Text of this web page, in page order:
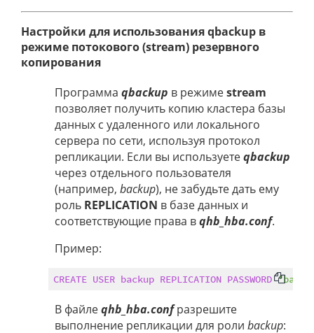
Настройки для использования qbackup в
режиме потокового (stream) резервного
копирования
Программа qbackup в режимеstream
позволяет получить копию кластера базы
данных с удаленного или локального
сервера по сети, используя протокол
репликации. Если вы используетеqbackup
через отдельного пользователя
(например, backup), не забудьте дать ему
роль REPLICATION в базе данных и
соответствующие права вqhb_hba.conf.
Пример:
CREATE USER backup REPLICATION PASSWORD
В файлеqhb_hba.confразрешите
выполнение репликации для роли backup: